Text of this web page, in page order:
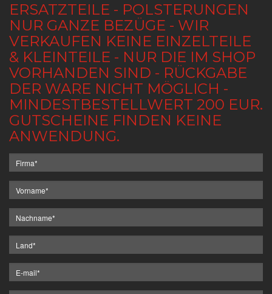
ERSATZTEILE - POLSTERUNGEN
NUR GANZE BEZÜGE - WIR
VERKAUFEN KEINE EINZELTEILE
& KLEINTEILE - NUR DIE IM SHOP
VORHANDEN SIND - RÜCKGABE
DER WARE NICHT MÖGLICH -
MINDESTBESTELLWERT 200 EUR.
GUTSCHEINE FINDEN KEINE
ANWENDUNG.